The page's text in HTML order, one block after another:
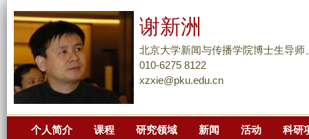
到
主
要
谢新洲
北京大学新闻与传播学院博士生导师
010-6275 8122
xzxie@pku.edu.cn
个人简介 课程 研究领域 新闻 活动 科研